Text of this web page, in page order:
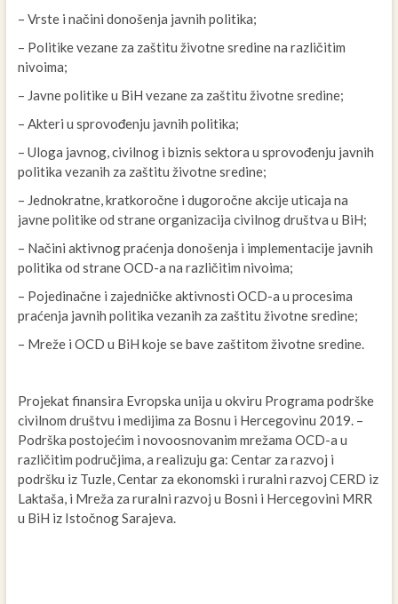
– Vrste i načini donošenja javnih politika;
– Politike vezane za zaštitu životne sredine na različitim
nivoima;
– Javne politike u BiH vezane za zaštitu životne sredine;
– Akteri u sprovođenju javnih politika;
– Uloga javnog, civilnog i biznis sektora u sprovođenju javnih
politika vezanih za zaštitu životne sredine;
– Jednokratne, kratkoročne i dugoročne akcije uticaja na
javne politike od strane organizacija civilnog društva u BiH;
– Načini aktivnog praćenja donošenja i implementacije javnih
politika od strane OCD-a na različitim nivoima;
– Pojedinačne i zajedničke aktivnosti OCD-a u procesima
praćenja javnih politika vezanih za zaštitu životne sredine;
– Mreže i OCD u BiH koje se bave zaštitom životne sredine.
Projekat finansira Evropska unija u okviru Programa podrške
civilnom društvu i medijima za Bosnu i Hercegovinu 2019. –
Podrška postojećim i novoosnovanim mrežama OCD-a u
različitim područjima, a realizuju ga: Centar za razvoj i
podršku iz Tuzle, Centar za ekonomski i ruralni razvoj CERD iz
Laktaša, i Mreža za ruralni razvoj u Bosni i Hercegovini MRR
u BiH iz Istočnog Sarajeva.